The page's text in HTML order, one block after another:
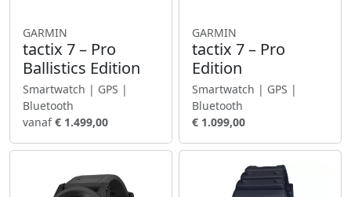
GARMIN
tactix 7 – Pro
Ballistics Edition
Smartwatch | GPS |
Bluetooth
vanaf€ 1.499,00
GARMIN
tactix 7 – Pro
Edition
Smartwatch | GPS |
Bluetooth
€ 1.099,00